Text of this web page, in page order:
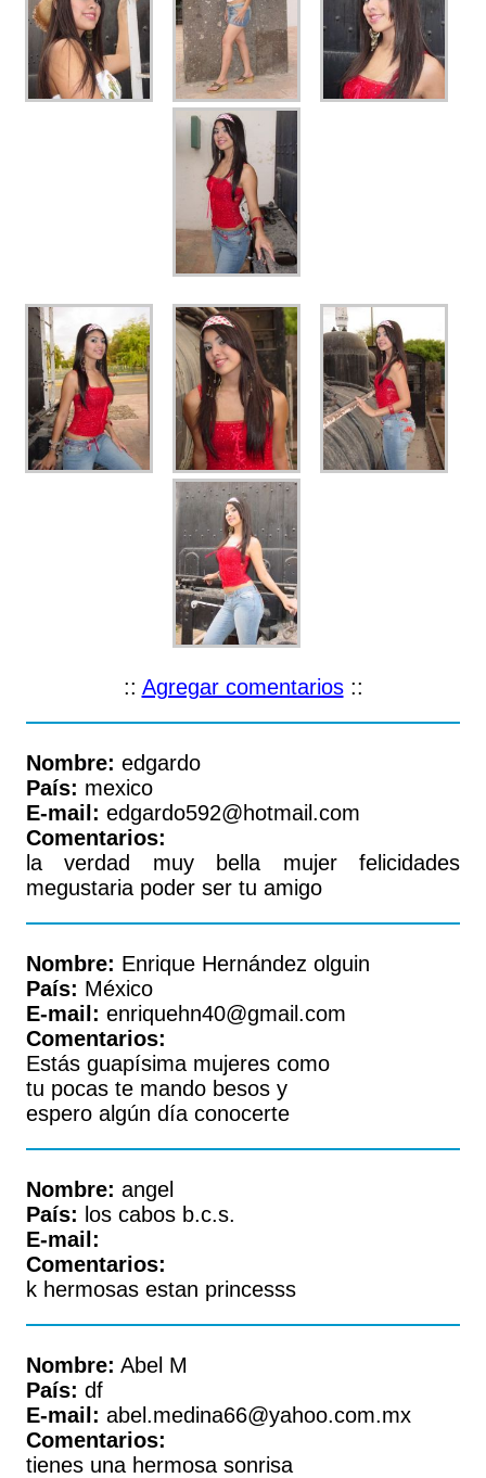
:: Agregar comentarios::
Nombre: edgardo
País: mexico
E-mail: edgardo592@hotmail.com
Comentarios:
la verdad muy bella mujer felicidades
megustaria poder ser tu amigo
Nombre: Enrique Hernández olguin
País: México
E-mail: enriquehn40@gmail.com
Comentarios:
Estás guapísima mujeres como
tu pocas te mando besos y
espero algún día conocerte
Nombre: angel
País: los cabos b.c.s.
E-mail:
Comentarios:
k hermosas estan princesss
Nombre: Abel M
País: df
E-mail: abel.medina66@yahoo.com.mx
Comentarios:
tienes una hermosa sonrisa